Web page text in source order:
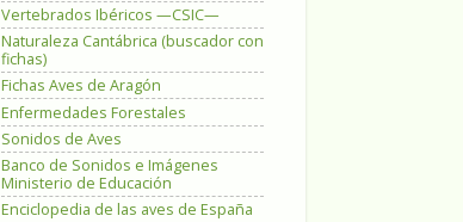
Vertebrados Ibéricos —CSIC—
Naturaleza Cantábrica (buscador con
fichas)
Fichas Aves de Aragón
Enfermedades Forestales
Sonidos de Aves
Banco de Sonidos e Imágenes
Ministerio de Educación
Enciclopedia de las aves de España